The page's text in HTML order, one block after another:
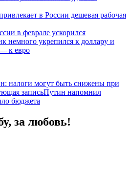
в России дешевая рабочая
в феврале ускорился
немного укрепился к доллару и
— к евро
налоги могут быть снижены при
записьПутин напомнил
бюджета
за любовь!